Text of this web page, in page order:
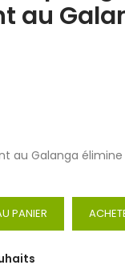
au
au Galanga élimine
PANIER